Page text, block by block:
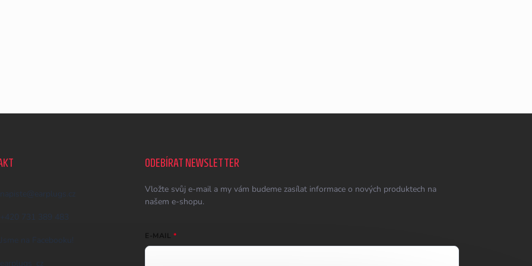
napiste @ earplugs.cz
+420 731 389 483
Jsme na Facebooku!
earplugs_cz
ODEBÍRAT NEWSLETTER
Vložte svůj e-mail a my vám budeme zasílat informace o nových produktech na
našem e-shopu.
E-MAIL